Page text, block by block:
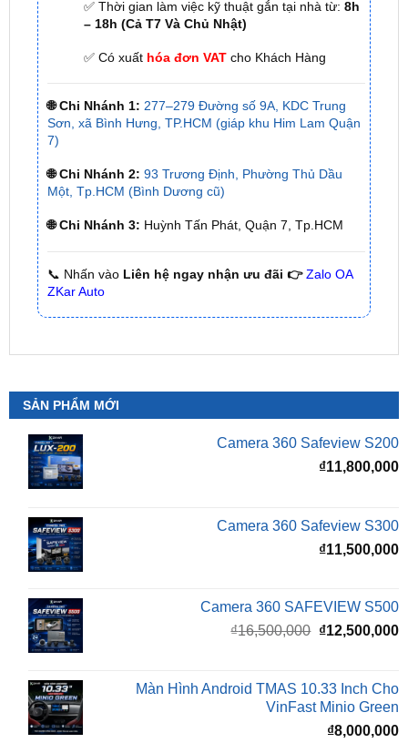
✅ Có xuấthóa đơn VATcho Khách Hàng
🌐 Chi Nhánh 1: 277–279 Đường số 9A, KDC Trung
🌐 Chi Nhánh 2: 93 Trương Định, Phường Thủ Dầu
Một, Tp.HCM (Bình Dương cũ)
🌐 Chi Nhánh 3: Huỳnh Tấn Phát, Quận 7, Tp.HCM
📞 Nhấn vàoLiên hệ ngay nhận ưu đãi 👉 Zalo OA
SẢN PHẨM MỚI
Camera 360 Safeview S200
₫11,800,000
Camera 360 Safeview S300
Camera 360 SAFEVIEW S500
gốc
là:
₫16,500,000.
Màn Hình Android TMAS 10.33 Inch Cho
₫8,000,000
Màn Hình Android TMAS 10.33 Dành Cho